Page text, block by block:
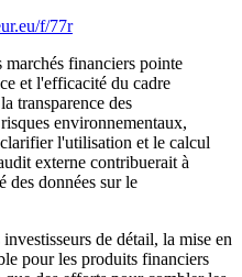
f/77r
financiers pointe
et l'efficacité du cadre
transparence des
environnementaux,
l'utilisation et le calcul
externe contribuerait à
des données sur le
de détail, la mise en
pour les produits financiers